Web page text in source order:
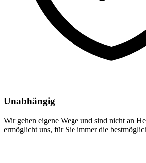
Unabhängig
Wir gehen eigene Wege und sind nicht an
ermöglicht uns, für Sie immer die